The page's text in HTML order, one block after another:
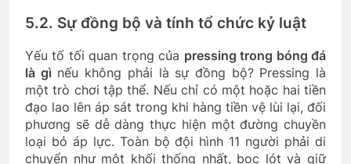
5.2. Sự đồng bộ và tính tổ chức kỷ luật
Yếu tố tối quan trọng của pressing trong bóng đá
là gì nếu không phải là sự đồng bộ? Pressing là
một trò chơi tập thể. Nếu chỉ có một hoặc hai tiền
đạo lao lên áp sát trong khi hàng tiền vệ lùi lại, đối
phương sẽ dễ dàng thực hiện một đường chuyền
loại bỏ áp lực. Toàn bộ đội hình 11 người phải di
chuyển như một khối thống nhất, bọc lót và giữ